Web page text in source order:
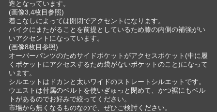
造となっています。
(画像3,4枚目参照)
着こなしによっては開閉でアクセントになります。
バイクにまたがることを前提としているため膝の内側の補強がい
いアクセントになっています。
(画像8枚目参照)
オーバーパンツのためサイドポケットがアクセスポケット(中に履
くポケットにアクセスするため袋がないポケットのこと)になって
います。
シルエットはドカンと太いワイドのストレートシルエットです。
ウエストは付属のベルトを使いぎゅっと閉めて、かつ裾にもベル
トがあるのでお好みで絞ってください。
市場から無くなるものなので、ぜひご検討ください。